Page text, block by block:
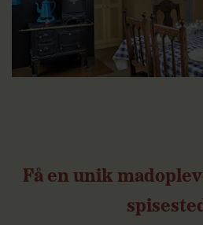
Få en unik